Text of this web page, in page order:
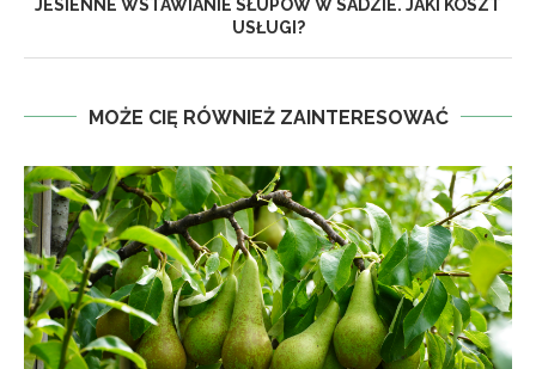
JESIENNE WSTAWIANIE SŁUPÓW W SADZIE. JAKI KOSZT
USŁUGI?
MOŻE CIĘ RÓWNIEŻ ZAINTERESOWAĆ